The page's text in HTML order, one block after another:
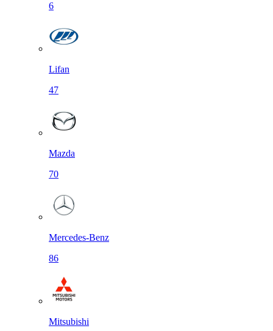
6
Lifan
47
Mazda
70
Mercedes-Benz
86
Mitsubishi